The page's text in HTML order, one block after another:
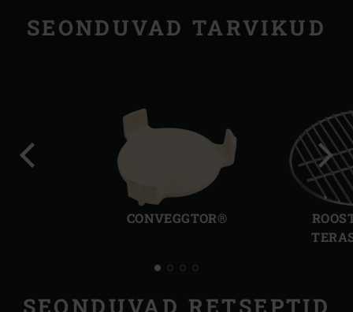
SEONDUVAD TARVIKUD
CONVEGGTOR®
slaid
SEONDUVAD RETSEPTID